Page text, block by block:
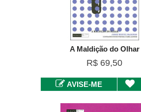
A Maldição do Olhar
R$ 69,50
AVISE-ME